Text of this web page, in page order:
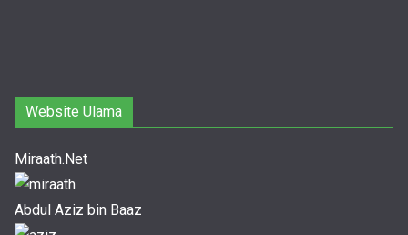
Website Ulama
Miraath.Net
Abdul Aziz bin Baaz